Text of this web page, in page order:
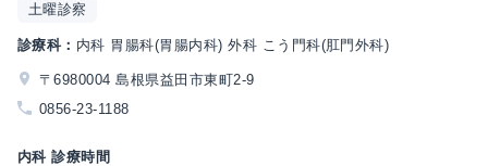
土曜診察
診療科： 内科 胃腸科(胃腸内科) 外科 こう門科(肛門外科)
〒6980004 島根県益田市東町2-9
0856-23-1188
内科 診療時間